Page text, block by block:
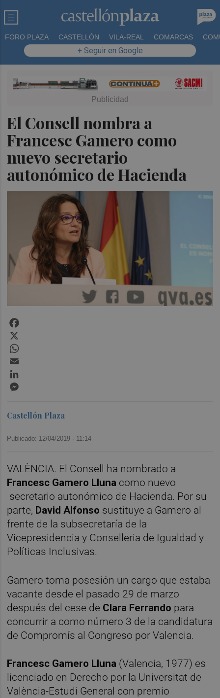
FORO PLAZA CASTELLÓN VILA-REAL COMARCAS
+ Seguir en Google
El Consell nombra a
Francesc Gamero como
nuevo secretario
autonómico de Hacienda
Castellón Plaza
Publicado: 12/04/2019 · 11:14
VALÈNCIA. El Consell ha nombrado a
Francesc Gamero Lluna como nuevo
secretario autonómico de Hacienda. Por su
parte, David Alfonso sustituye a Gamero al
frente de la subsecretaría de la
Vicepresidencia y Conselleria de Igualdad y
Políticas Inclusivas.
Gamero toma posesión un cargo que estaba
vacante desde el pasado 29 de marzo
después del cese de Clara Ferrando para
concurrir a como número 3 de la candidatura
de Compromís al Congreso por Valencia.
Francesc Gamero Lluna (Valencia, 1977) es
licenciado en Derecho por la Universitat de
València-Estudi General con premio